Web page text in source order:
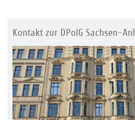
Kontakt zur DPolG Sachsen-